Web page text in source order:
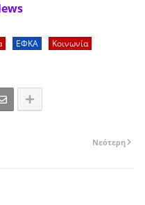
ΕΦΚΑ
Κοινωνία
Νεότερη